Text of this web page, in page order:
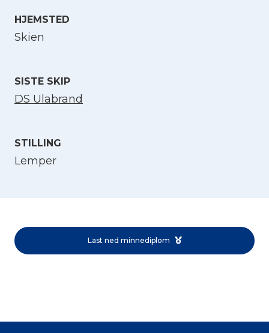
HJEMSTED
Skien
SISTE SKIP
DS Ulabrand
STILLING
Lemper
Last ned minnediplom
Norsk bokmål